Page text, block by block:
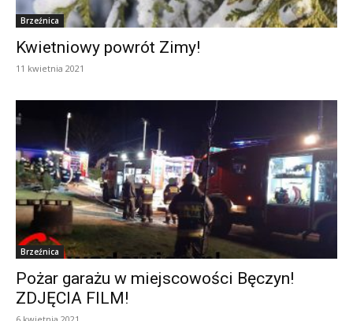
Brzeźnica
Kwietniowy powrót Zimy!
11 kwietnia 2021
Brzeźnica
Pożar garażu w miejscowości Bęczyn!
ZDJĘCIA FILM!